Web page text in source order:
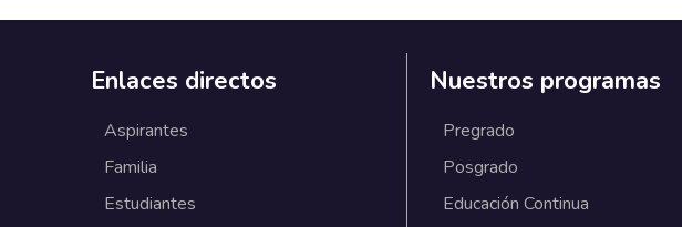
Enlaces directos
Aspirantes
Familia
Estudiantes
Nuestros programas
Pregrado
Posgrado
Educación Continua